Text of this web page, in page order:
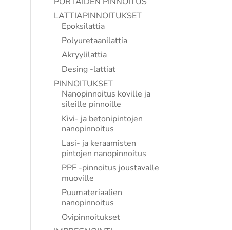
LATTIAPINNOITUKSET
Epoksilattia
Polyuretaanilattia
Akryylilattia
Desing -lattiat
PINNOITUKSET
Nanopinnoitus koville ja
sileille pinnoille
Kivi- ja betonipintojen
nanopinnoitus
Lasi- ja keraamisten
pintojen nanopinnoitus
PPF -pinnoitus joustavalle
muoville
Puumateriaalien
nanopinnoitus
Ovipinnoitukset